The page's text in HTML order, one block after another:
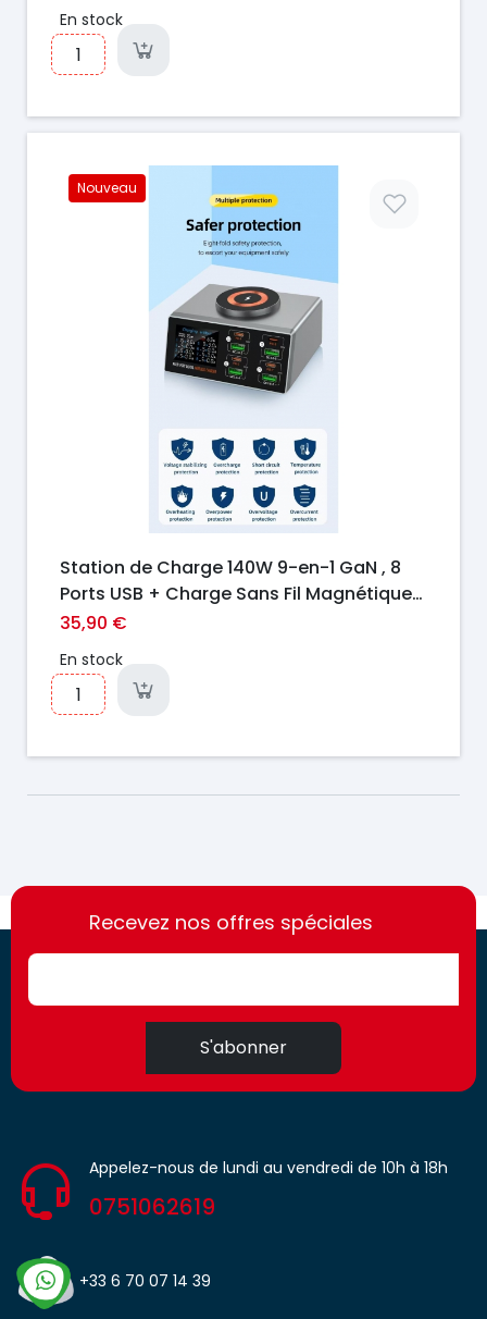
En stock
Nouveau
Station de Charge 140W 9-en-1 GaN , 8
Ports USB + Charge Sans Fil Magnétique
15W
35,90 €
En stock
https://france-
access.fr
https://france-
access.fr
Recevez nos offres spéciales
S'abonner
Appelez-nous de lundi au vendredi de 10h à 18h
0751062619
+33 6 70 07 14 39